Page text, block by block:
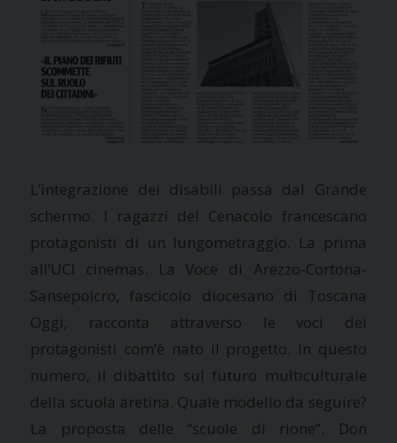
L’integrazione dei disabili passa dal Grande
schermo. I ragazzi del Cenacolo francescano
protagonisti di un lungometraggio. La prima
all’UCI cinemas. La Voce di Arezzo-Cortona-
Sansepolcro, fascicolo diocesano di Toscana
Oggi, racconta attraverso le voci dei
protagonisti com’è nato il progetto. In questo
numero, il dibattito sul futuro multiculturale
della scuola aretina. Quale modello da seguire?
La proposta delle “scuole di rione”. Don